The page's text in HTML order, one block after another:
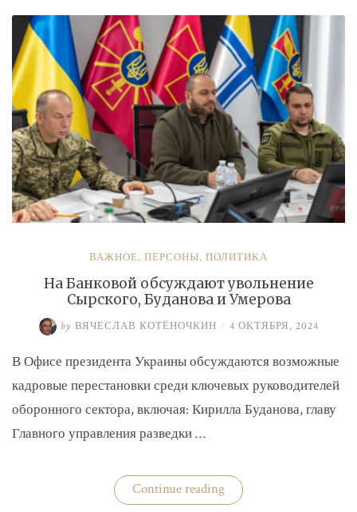
налогов»
ВАЖНОЕ, ПЕРСОНЫ, ПОЛИТИКА
На Банковой обсуждают увольнение
Сырского, Буданова и Умерова
by ВЯЧЕСЛАВ КОТЁНОЧКИН / 4 ОКТЯБРЯ, 2024
В Офисе президента Украины обсуждаются возможные
кадровые перестановки среди ключевых руководителей
оборонного сектора, включая: Кирилла Буданова, главу
Главного управления разведки …
Continue reading«На
Банковой